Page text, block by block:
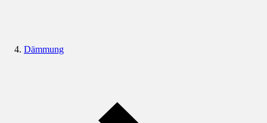
Dämmung